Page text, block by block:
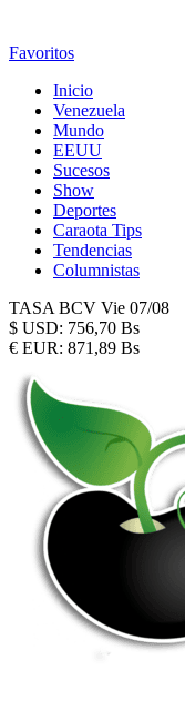
Favoritos
Inicio
Venezuela
Mundo
EEUU
Sucesos
Show
Deportes
Caraota Tips
Tendencias
Columnistas
TASA BCV Vie 07/08
$ USD: 756,70 Bs
€ EUR: 871,89 Bs